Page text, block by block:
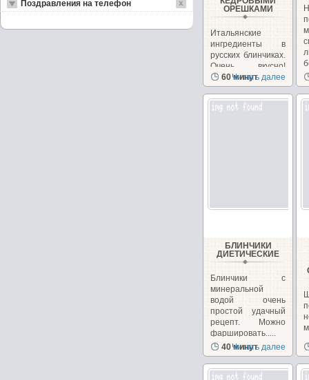
ОРЕШКАМИ
Итальянские
ингредиенты в
русских блинчиках.
Очень вкусно!
Необычно, на
сайте...
60 минут
Читать далее
БЛИНЧИКИ
ДИЕТИЧЕСКИЕ
Блинчики с
минеральной
водой очень
простой удачный
рецепт. Можно
фаршировать.....
40 минут
Читать далее
Поздравления на телефон